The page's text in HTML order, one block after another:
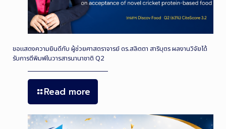
ขอแสดงความยินดีกับ ผู้ช่วยศาสตราจารย์ ดร.สลิตตา สาริบุตร ผลงานวิจัยได้
รับการตีพิมพ์ในวารสารนานาชาติ Q2
Read more